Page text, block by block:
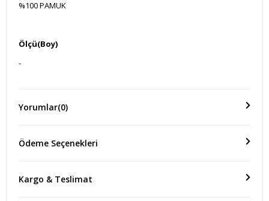
%100 PAMUK
Ölçü(Boy)
-
Yorumlar(0)
Ödeme Seçenekleri
Kargo & Teslimat